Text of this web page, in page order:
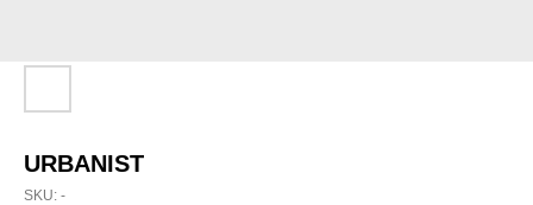
URBANIST
SKU: -